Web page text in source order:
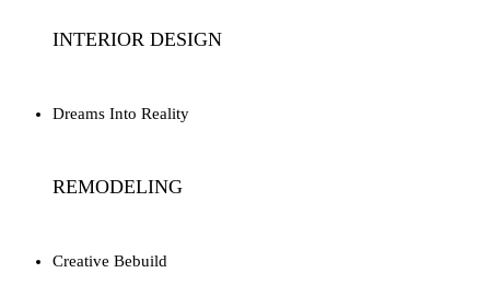
INTERIOR DESIGN
Dreams Into Reality
REMODELING
Creative Bebuild